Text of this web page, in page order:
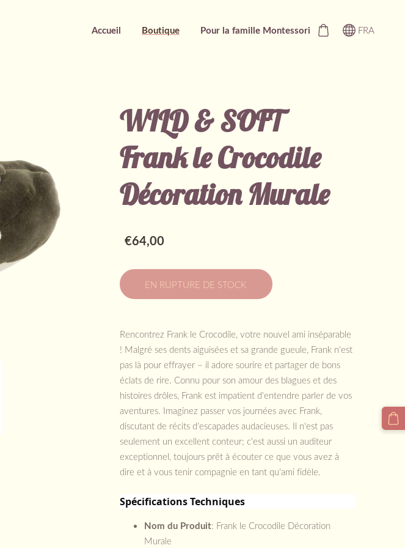
Accueil Boutique Pour la famille Montessori FRA
WILD & SOFT
Frank le Crocodile
Décoration Murale
€64,00
EN RUPTURE DE STOCK
Rencontrez Frank le Crocodile, votre nouvel ami inséparable
! Malgré ses dents aiguisées et sa grande gueule, Frank n'est
pas là pour effrayer – il adore sourire et partager de bons
éclats de rire. Connu pour son amour des blagues et des
histoires drôles, Frank est impatient d'entendre parler de vos
aventures. Imaginez passer vos journées avec Frank,
discutant de récits d'escapades audacieuses. Il n'est pas
seulement un excellent conteur; c'est aussi un auditeur
exceptionnel, toujours prêt à écouter ce que vous avez à
dire et à vous tenir compagnie en tant qu'ami fidèle.
Spécifications Techniques
Nom du Produit: Frank le Crocodile Décoration
Murale